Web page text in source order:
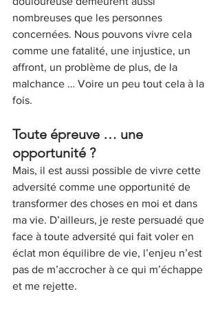
nombreuses que les personnes
concernées. Nous pouvons vivre cela
comme une fatalité, une injustice, un
affront, un problème de plus, de la
malchance … Voire un peu tout cela à la
fois.
Toute épreuve … une
opportunité ?
Mais, il est aussi possible de vivre cette
adversité comme une opportunité de
transformer des choses en moi et dans
ma vie. D’ailleurs, je reste persuadé que
face à toute adversité qui fait voler en
éclat mon équilibre de vie, l’enjeu n’est
pas de m’accrocher à ce qui m’échappe
et me rejette.